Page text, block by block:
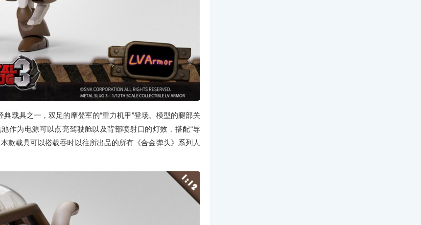
具之一，双足的摩登军的“重力机甲”登场。模型的腿部关
作为电源可以点亮驾驶舱以及背部喷射口的灯效，搭配“导
款载具可以搭载吞时以往所出品的所有《合金弹头》系列人